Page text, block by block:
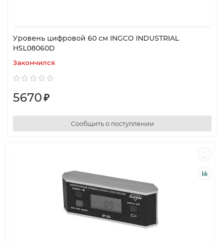
Уровень цифровой 60 см INGCO INDUSTRIAL
HSL08060D
Закончился
5670₽
Сообщить о поступлении